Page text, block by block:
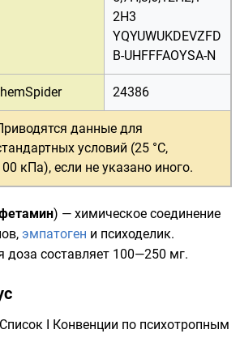
2H3
YQYUWUKDEVZFD
B-UHFFFAOYSA-N
24386
данные для
условий (25 °C,
кПа), если не указано иного.
) — химическое соединение
, эмпатоген и психоделик.
доза составляет 100—250 мг.
I Конвенции по психотропным